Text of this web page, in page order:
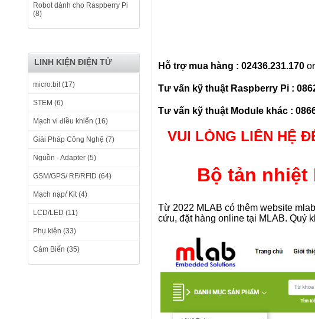
Robot dành cho Raspberry Pi
(8)
LINH KIỆN ĐIỆN TỬ
micro:bit (17)
STEM (6)
Mạch vi điều khiển (16)
Giải Pháp Công Nghệ (7)
Nguồn - Adapter (5)
GSM/GPS/ RF/RFID (64)
Mạch nạp/ Kit (4)
LCD/LED (11)
Phụ kiện (33)
Cảm Biến (35)
Hỗ trợ mua hàng : 02436.231.170 or
Tư vấn kỹ thuật Raspberry Pi :
Tư vấn kỹ thuật Module khác :
VUI LÒNG LIÊN HỆ
Bộ tản nhiệt
Từ 2022 MLAB có thêm website
cứu, đặt hàng online tại MLAB. Quý